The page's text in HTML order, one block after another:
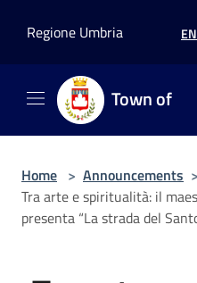
Regione Umbria
Town of
Home > Announcements >
Tra arte e spiritualità: il
presenta “La strada del